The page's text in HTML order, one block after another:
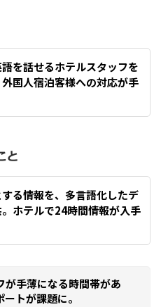
を話せるホテルスタッフを
国人宿泊客様への対応が手
る情報を、多言語化したデ
ホテルで24時間情報が入手
が手薄になる時間帯があ
トが課題に。